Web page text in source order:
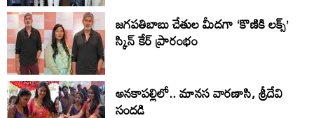
జగపతిబాబు చేతుల మీదగా ‘కొణికి లక్స్’
స్కిన్ కేర్ ప్రారంభం
అనకాపల్లిలో.. మానస వారణాసి, శ్రీదేవి
సంద‌డి